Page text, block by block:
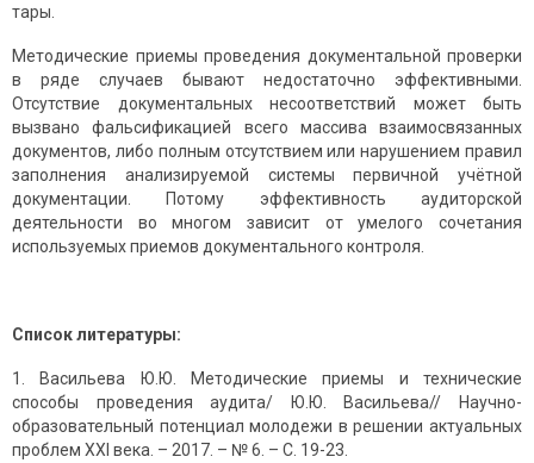
тары.
Методические приемы проведения документальной проверки
в ряде случаев бывают недостаточно эффективными.
Отсутствие документальных несоответствий может быть
вызвано фальсификацией всего массива взаимосвязанных
документов, либо полным отсутствием или нарушением правил
заполнения анализируемой системы первичной учётной
документации. Потому эффективность аудиторской
деятельности во многом зависит от умелого сочетания
используемых приемов документального контроля.
Список литературы:
Васильева Ю.Ю. Методические приемы и технические
способы проведения аудита/ Ю.Ю. Васильева// Научно-
образовательный потенциал молодежи в решении актуальных
проблем XXI века. – 2017. – № 6. – С. 19-23.